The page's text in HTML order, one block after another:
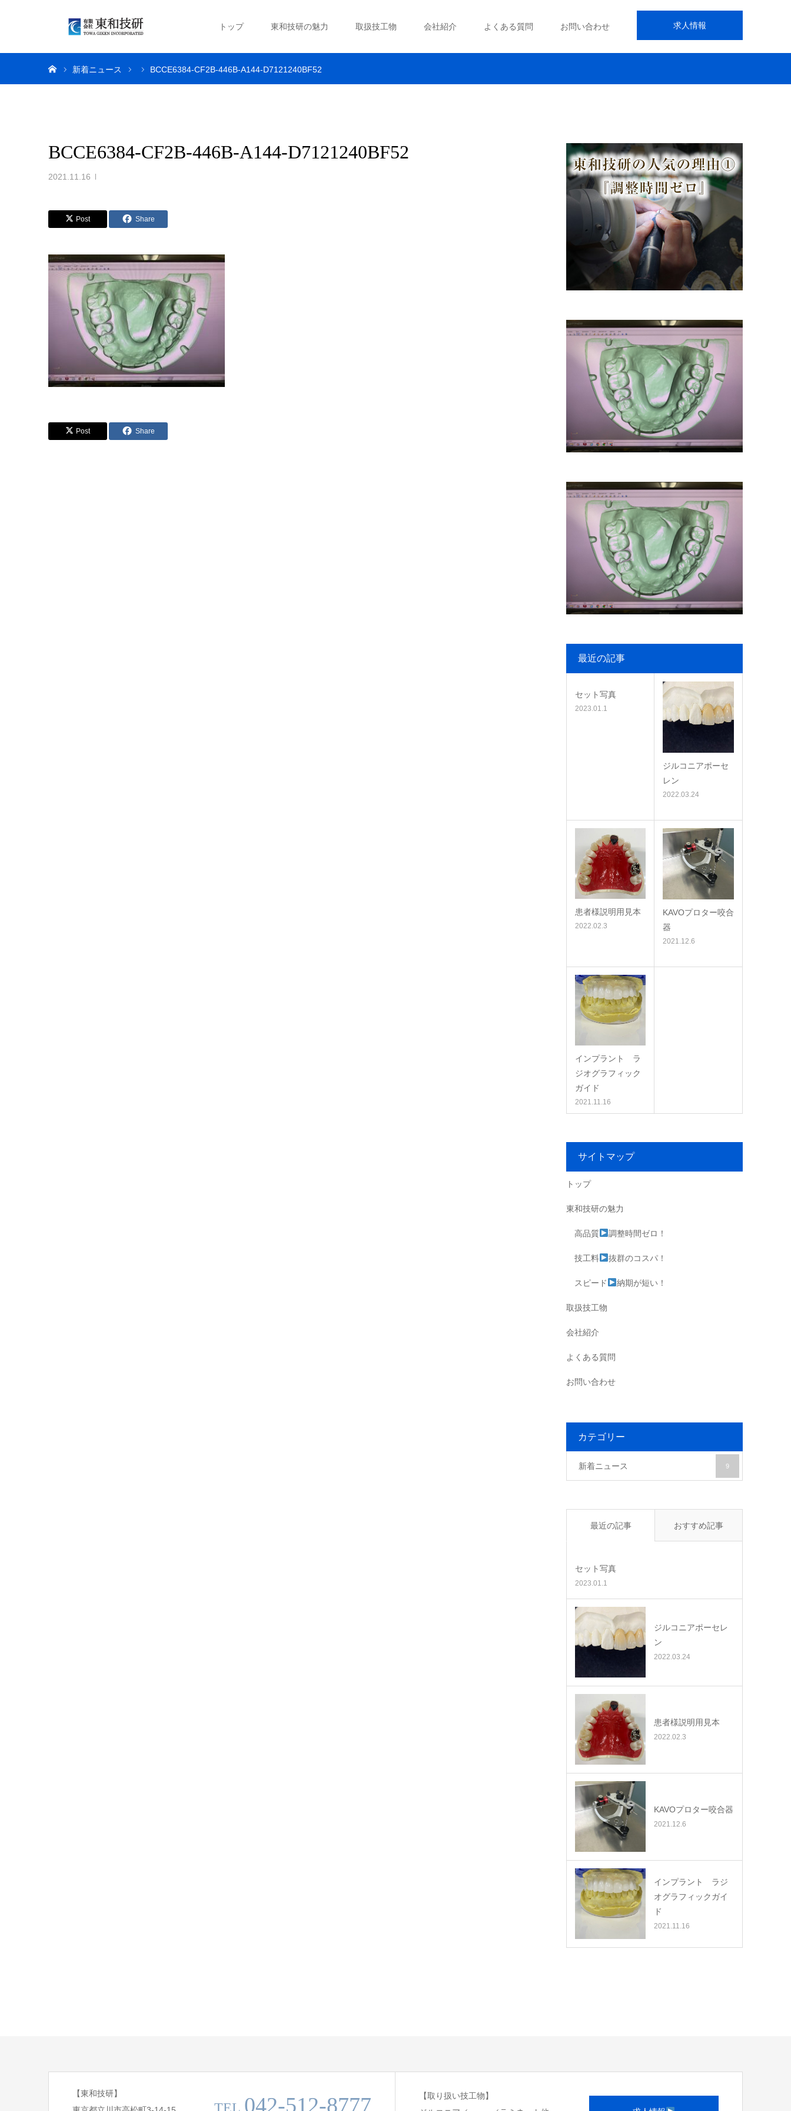
求人情報
トップ 東和技研の魅力 取扱技工物 会社紹介 よくある質問 お問い合わせ
新着ニュース BCCE6384-CF2B-446B-A144-D7121240BF52
BCCE6384-CF2B-446B-A144-D7121240BF52
2021.11.16
Post Share
Post Share
最近の記事
セット写真
2023.01.1
ジルコニアポーセ
レン
2022.03.24
患者様説明用見本
2022.02.3
KAVOプロター咬合
器
2021.12.6
インプラント ラ
ジオグラフィック
ガイド
2021.11.16
サイトマップ
トップ
東和技研の魅力
高品質 調整時間ゼロ！
技工料 抜群のコスパ！
スピード 納期が短い！
取扱技工物
会社紹介
よくある質問
お問い合わせ
カテゴリー
新着ニュース 9
最近の記事 おすすめ記事
セット写真
2023.01.1
ジルコニアポーセレ
ン
2022.03.24
患者様説明用見本
2022.02.3
KAVOプロター咬合器
2021.12.6
インプラント ラジ
オグラフィックガイ
ド
2021.11.16
【東和技研】
042-512-8777
【取り扱い技工物】